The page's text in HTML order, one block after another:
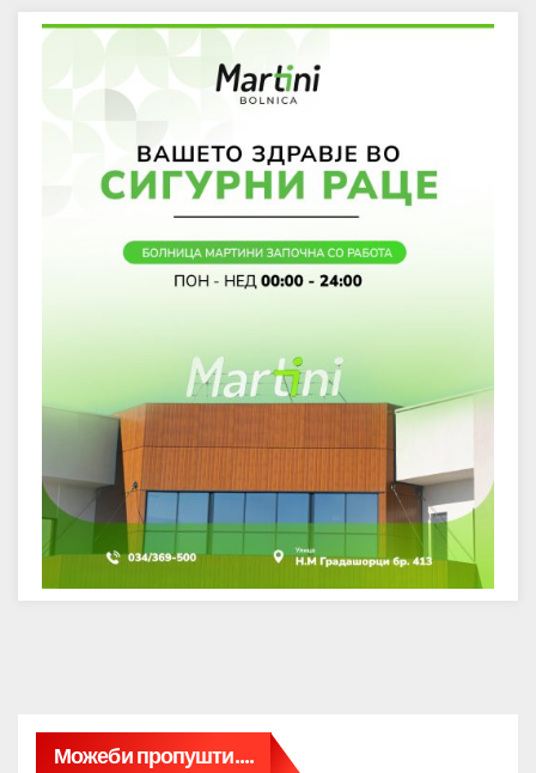
Можеби пропушти....